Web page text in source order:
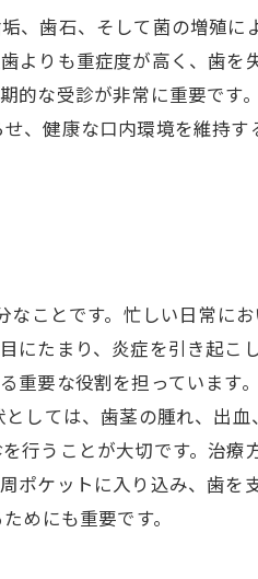
、歯石、そして菌の増殖に
よりも重症度が高く、歯を
的な受診が非常に重要です
、健康な口内環境を維持す
ことです。忙しい日常に
にたまり、炎症を引き起こ
重要な役割を担っています
しては、歯茎の腫れ、出
行うことが大切です。治療
ポケットに入り込み、歯を
めにも重要です。